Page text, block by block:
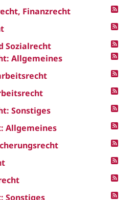
Finanzrecht
Sozialrecht
Allgemeines
Sonstiges
Allgemeines
Sonstiges